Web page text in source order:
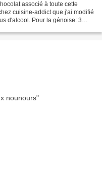
associé à toute cette
cuisine-addict que j'ai modifié
d'alcool. Pour la génoise: 3